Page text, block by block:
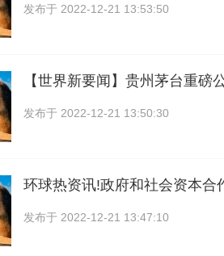
发布于 2022-12-21 13:53:50
【世界新要闻】贵州茅台重磅
发布于 2022-12-21 13:50:30
环球热资讯!政府和社会资本合
发布于 2022-12-21 13:47:10